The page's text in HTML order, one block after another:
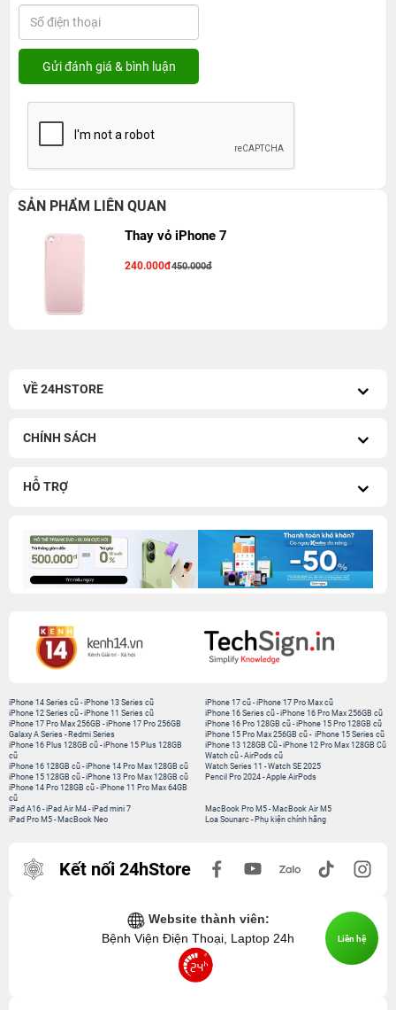
SẢN PHẨM LIÊN QUAN
Thay vỏ iPhone 7
240.000đ450.000đ
VỀ 24HSTORE
CHÍNH SÁCH
HỖ TRỢ
iPhone 14 Series cũ -iPhone 13 Series cũ
iPhone 12 Series cũ -iPhone 11 Series cũ
iPhone 17 Pro Max 256GB -iPhone 17 Pro 256GB
Galaxy A Series - Redmi Series
iPhone 17 cũ-iPhone 17 Pro Max cũ
iPhone 16 Series cũ- iPhone 16 Pro Max 256GB cũ
iPhone 16 Pro 128GB cũ-iPhone 15 Pro 128GB cũ
iPhone 15 Pro Max 256GB cũ- iPhone 15 Series cũ
iPhone 16 Plus 128GB cũ -iPhone 15 Plus 128GB
cũ
iPhone 16 128GB cũ -iPhone 14 Pro Max 128GB cũ
iPhone 15 128GB cũ -iPhone 13 Pro Max 128GB cũ
iPhone 14 Pro 128GB cũ -iPhone 11 Pro Max 64GB
cũ
iPhone 13 128GB Cũ-iPhone 12 Pro Max 128GB Cũ
Watch cũ-AirPods cũ
Watch Series 11 -Watch SE 2025
Pencil Pro 2024-Apple AirPods
iPad A16 -iPad Air M4 -iPad mini 7
iPad Pro M5 - MacBook Neo
MacBook Pro M5- MacBook Air M5
Loa Sounarc- Phụ kiện chính hãng
Kết nối 24hStore
Website thành viên:
Bệnh Viện Điện Thoại, Laptop 24h
Liên hệ